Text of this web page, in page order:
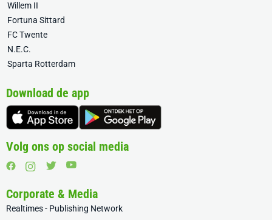
Willem II
Fortuna Sittard
FC Twente
N.E.C.
Sparta Rotterdam
Download de app
Volg ons op social media
Corporate & Media
Realtimes - Publishing Network